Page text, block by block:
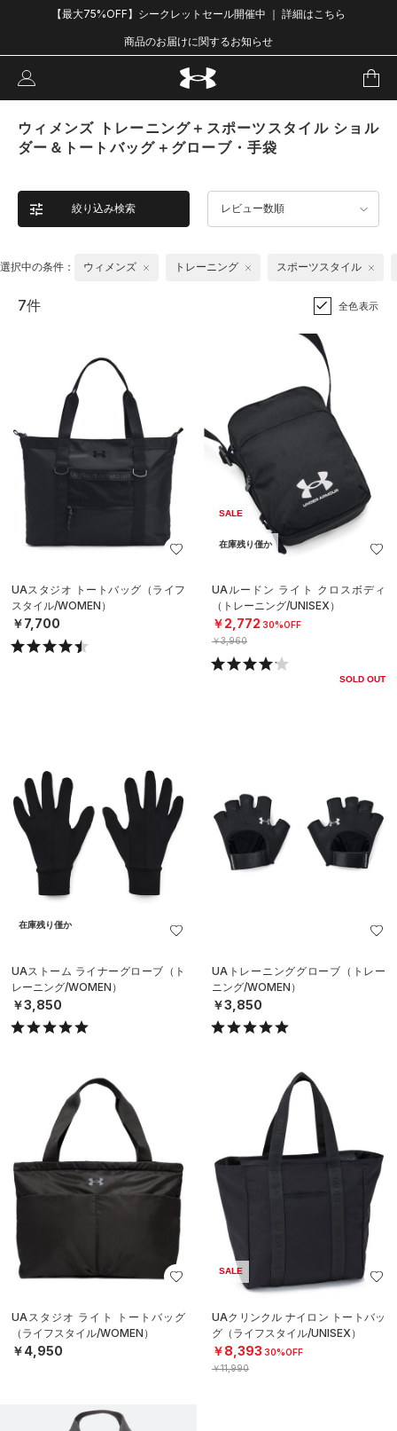
【最大75%OFF】シークレットセール開催中 ｜ 詳細はこちら
商品のお届けに関するお知らせ
ウィメンズ トレーニング＋スポーツスタイル ショル
ダー＆トートバッグ＋グローブ・手袋
絞り込み検索 レビュー数順
選択中の条件： ウィメンズ トレーニング スポーツスタイル
7件 全色表示
UAスタジオ トートバッグ（ライフ
スタイル/WOMEN）
￥7,700
SALE
在庫残り僅か
UAルードン ライト クロスボディ
（トレーニング/UNISEX）
￥2,772 30%OFF
￥3,960
SOLD OUT
在庫残り僅か
UAストーム ライナーグローブ（ト
レーニング/WOMEN）
￥3,850
UAトレーニンググローブ（トレー
ニング/WOMEN）
￥3,850
UAスタジオ ライト トートバッグ
（ライフスタイル/WOMEN）
￥4,950
SALE
UAクリンクル ナイロン トートバッ
グ（ライフスタイル/UNISEX）
￥8,393 30%OFF
￥11,990